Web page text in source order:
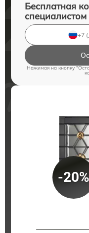
Бесплатная
специалистом
Нажимая на кнопку
-20%